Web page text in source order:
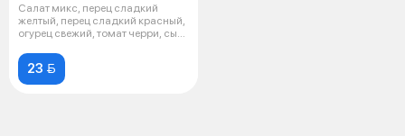
Салат микс, перец сладкий
желтый, перец сладкий красный,
огурец свежий, томат черри, сыр
23 